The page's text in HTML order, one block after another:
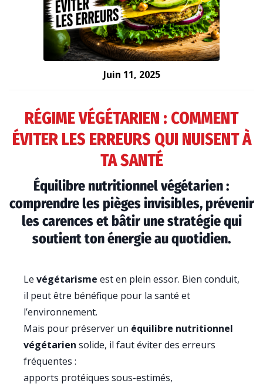
Juin 11, 2025
RÉGIME VÉGÉTARIEN : COMMENT
ÉVITER LES ERREURS QUI NUISENT À
TA SANTÉ
Équilibre nutritionnel végétarien :
comprendre les pièges invisibles, prévenir
les carences et bâtir une stratégie qui
soutient ton énergie au quotidien.
Le végétarisme est en plein essor. Bien conduit,
il peut être bénéfique pour la santé et
l’environnement.
Mais pour préserver un équilibre nutritionnel
végétarien solide, il faut éviter des erreurs
fréquentes :
apports protéiques sous-estimés,